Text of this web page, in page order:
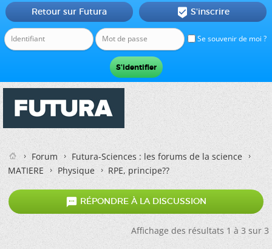
Se souvenir de moi ?
Retour sur Futura  S'inscrire
Forum
Futura-Sciences : les forums de la science
MATIERE
Physique RPE, principe??
 RÉPONDRE À LA DISCUSSION
Affichage des résultats 1 à 3 sur 3